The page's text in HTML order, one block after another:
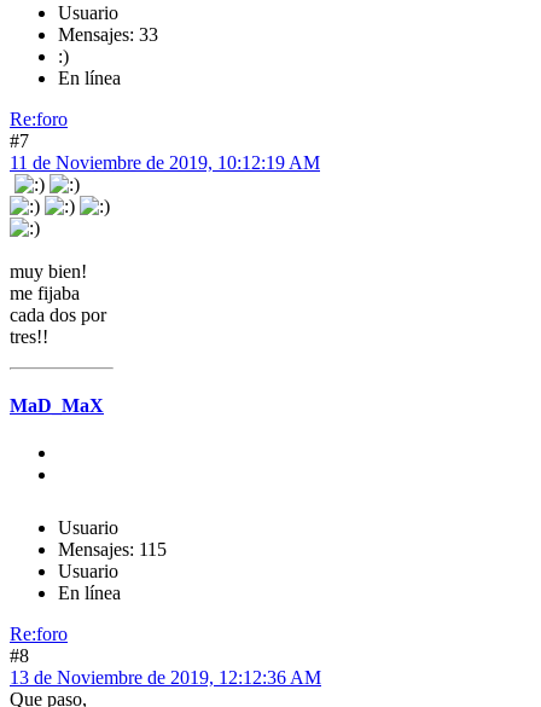
Usuario
Mensajes: 33
:)
En línea
Re:foro
#7
11 de Noviembre de 2019, 10:12:19 AM
muy bien!
me fijaba
cada dos por
tres!!
MaD_MaX
Usuario
Mensajes: 115
Usuario
En línea
Re:foro
#8
13 de Noviembre de 2019, 12:12:36 AM
Que paso,